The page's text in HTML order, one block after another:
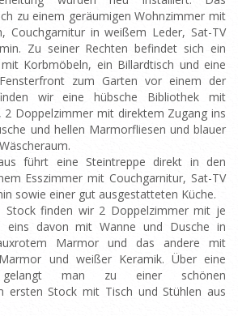
zu einem geräumigen Wohnzimmer mit
Couchgarnitur in weißem Leder, Sat-TV
Zu seiner Rechten befindet sich ein
Korbmöbeln, ein Billardtisch und eine
zum Garten vor einem der
wir eine hübsche Bibliothek mit
2 Doppelzimmer mit direktem Zugang ins
und hellen Marmorfliesen und blauer
führt eine Steintreppe direkt in den
Esszimmer mit Couchgarnitur, Sat-TV
sowie einer gut ausgestatteten Küche.
Stock finden wir 2 Doppelzimmer mit je
eins davon mit Wanne und Dusche in
Marmor und das andere mit
und weißer Keramik. Über eine
man zu einer schönen
ersten Stock mit Tisch und Stühlen aus